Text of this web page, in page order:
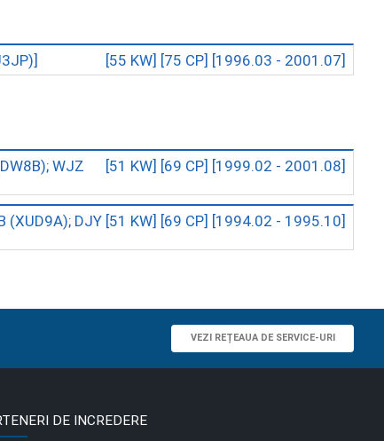
[55 KW] [75 CP] [1996.03 - 2001.07]
WJZ
[51 KW] [69 CP] [1999.02 - 2001.08]
(XUD9A); DJY [51 KW] [69 CP] [1994.02 - 1995.10]
VEZI REȚEAUA DE SERVICE-URI
DE INCREDERE